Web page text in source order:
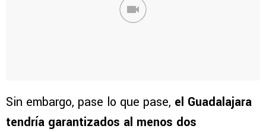
Sin embargo, pase lo que pase, el Guadalajara
tendría garantizados al menos dos